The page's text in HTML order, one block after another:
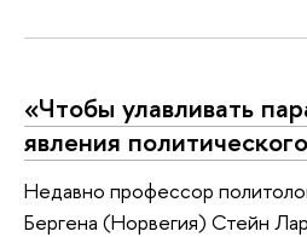
«Чтобы улавливать
явления
Недавно профессор
Бергена (Норвегия) Стейн